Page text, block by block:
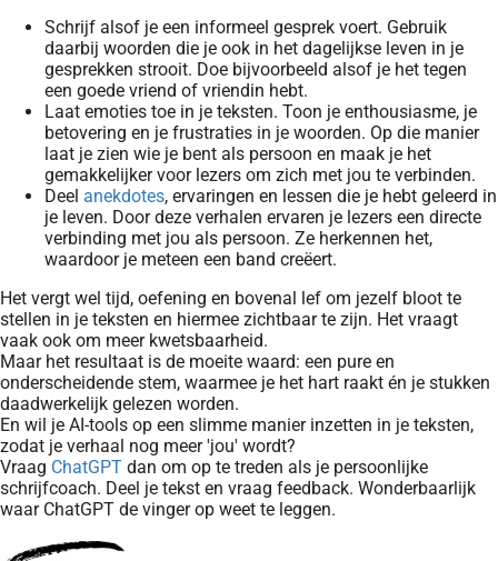
Schrijf alsof je een informeel gesprek voert. Gebruik
daarbij woorden die je ook in het dagelijkse leven in je
gesprekken strooit. Doe bijvoorbeeld alsof je het tegen
een goede vriend of vriendin hebt.
Laat emoties toe in je teksten. Toon je enthousiasme, je
betovering en je frustraties in je woorden. Op die manier
laat je zien wie je bent als persoon en maak je het
gemakkelijker voor lezers om zich met jou te verbinden.
Deel anekdotes, ervaringen en lessen die je hebt geleerd in
je leven. Door deze verhalen ervaren je lezers een directe
verbinding met jou als persoon. Ze herkennen het,
waardoor je meteen een band creëert.
Het vergt wel tijd, oefening en bovenal lef om jezelf bloot te
stellen in je teksten en hiermee zichtbaar te zijn. Het vraagt
vaak ook om meer kwetsbaarheid.
Maar het resultaat is de moeite waard: een pure en
onderscheidende stem, waarmee je het hart raakt én je stukken
daadwerkelijk gelezen worden.
En wil je AI-tools op een slimme manier inzetten in je teksten,
zodat je verhaal nog meer 'jou' wordt?
Vraag ChatGPT dan om op te treden als je persoonlijke
schrijfcoach. Deel je tekst en vraag feedback. Wonderbaarlijk
waar ChatGPT de vinger op weet te leggen.